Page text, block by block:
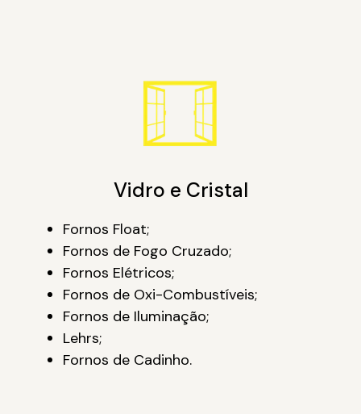
Vidro e Cristal
Fornos Float;
Fornos de Fogo Cruzado;
Fornos Elétricos;
Fornos de Oxi-Combustíveis;
Fornos de Iluminação;
Lehrs;
Fornos de Cadinho.